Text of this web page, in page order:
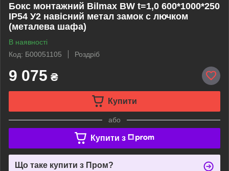
Бокс монтажний Bilmax BW t=1,0 600*1000*250
IP54 У2 навісний метал замок с лючком
(металева шафа)
В наявності
Код: Б00051105
Роздріб
9 075 ₴
Купити
або
Купити з
Що таке купити з Пром?